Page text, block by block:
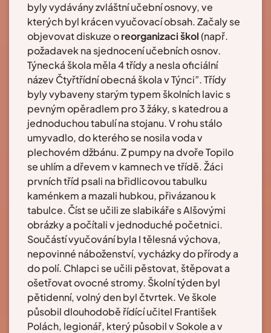
byly vydávány zvláštní učební osnovy, ve
kterých byl krácen vyučovací obsah. Začaly se
objevovat diskuze oreorganizaci škol(např.
požadavek na sjednocení učebních osnov.
Týnecká škola měla 4 třídy a nesla oficiální
název Čtyřtřídní obecná škola v Týnci”. Třídy
byly vybaveny starým typem školních lavic s
pevným opěradlem pro 3 žáky, s katedrou a
jednoduchou tabulí na stojanu. V rohu stálo
umyvadlo, do kterého se nosila voda v
plechovém džbánu. Z pumpy na dvoře Topilo
se uhlím a dřevem v kamnech ve třídě. Žáci
prvních tříd psali na břidlicovou tabulku
kaménkem a mazali hubkou, přivázanou k
tabulce. Číst se učili ze slabikáře s Alšovými
obrázky a počítali v jednoduché početnici.
Součástí vyučování byla I tělesná výchova,
nepovinné náboženství, vycházky do přírody a
do polí. Chlapci se učili pěstovat, štěpovat a
ošetřovat ovocné stromy. Školní týden byl
pětidenní, volný den byl čtvrtek. Ve škole
působil dlouhodobě řídící učitel František
Polách, legionář, který působil v Sokole a v